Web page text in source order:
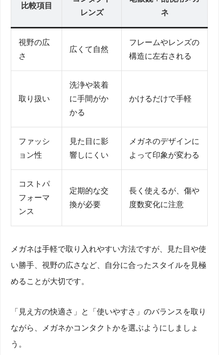
比較項目
レンズ
ネ
視野の広
さ
広くて自然
フレームやレンズの
構造に左右される
取り扱い
洗浄や装着
に手間がか
かる
かけるだけで手軽
ファッシ
ョン性
見た目に影
響しにくい
メガネのデザインに
よって印象が変わる
コストパ
フォーマ
ンス
定期的な交
換が必要
長く使えるが、傷や
度数変化に注意
メガネは手軽で取り入れやすい方法ですが、見た目や使
い勝手、視野の広さなど、自分に合ったスタイルを見極
めることが大切です。
「見え方の快適さ」と「使いやすさ」のバランスを取り
ながら、メガネかコンタクトかを選ぶようにしましょ
う。